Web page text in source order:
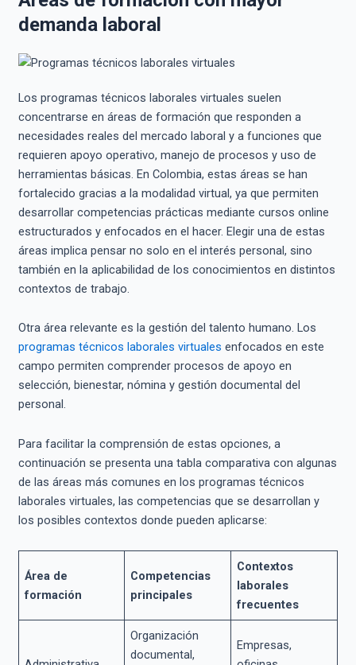
demanda laboral
Los programas técnicos laborales virtuales suelen
concentrarse en áreas de formación que responden a
necesidades reales del mercado laboral y a funciones que
requieren apoyo operativo, manejo de procesos y uso de
herramientas básicas. En Colombia, estas áreas se han
fortalecido gracias a la modalidad virtual, ya que permiten
desarrollar competencias prácticas mediante cursos online
estructurados y enfocados en el hacer. Elegir una de estas
áreas implica pensar no solo en el interés personal, sino
también en la aplicabilidad de los conocimientos en distintos
contextos de trabajo.
Otra área relevante es la gestión del talento humano. Los
programas técnicos laborales virtuales enfocados en este
campo permiten comprender procesos de apoyo en
selección, bienestar, nómina y gestión documental del
personal.
Para facilitar la comprensión de estas opciones, a
continuación se presenta una tabla comparativa con algunas
de las áreas más comunes en los programas técnicos
laborales virtuales, las competencias que se desarrollan y
los posibles contextos donde pueden aplicarse:
Área de
formación
Competencias
principales
Contextos
laborales
frecuentes
Organización
documental,
Empresas,